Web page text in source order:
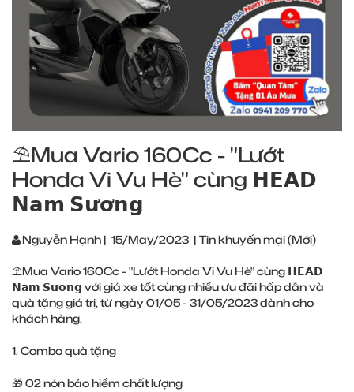
⛱️Mua Vario 160Cc - "Lướt
Honda Vi Vu Hè" cùng 𝗛𝗘𝗔𝗗
𝗡𝗮𝗺 𝗦𝘂̛𝗼̛𝗻𝗴
Nguyễn Hạnh | 15/May/2023 | Tin khuyến mại (Mới)
⛱️Mua Vario 160Cc - "Lướt Honda Vi Vu Hè" cùng 𝗛𝗘𝗔𝗗
𝗡𝗮𝗺 𝗦𝘂̛𝗼̛𝗻𝗴 với giá xe tốt cùng nhiều ưu đãi hấp dẫn và
quà tặng giá trị, từ ngày 01/05 - 31/05/2023 dành cho
khách hàng.
1. Combo quà tặng
🎁 02 nón bảo hiểm chất lượng